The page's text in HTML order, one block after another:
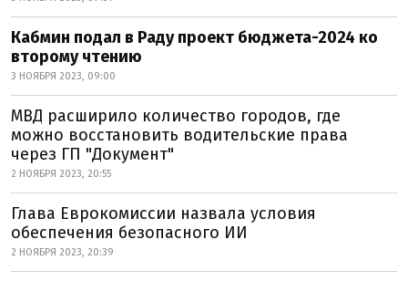
Кабмин подал в Раду проект бюджета-2024 ко
второму чтению
3 НОЯБРЯ 2023, 09:00
МВД расширило количество городов, где
можно восстановить водительские права
через ГП "Документ"
2 НОЯБРЯ 2023, 20:55
Глава Еврокомиссии назвала условия
обеспечения безопасного ИИ
2 НОЯБРЯ 2023, 20:39